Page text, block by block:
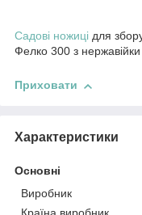
Садові ножиці для
Фелко 300 з нержавійки
Приховати
Характеристики
Основні
Виробник